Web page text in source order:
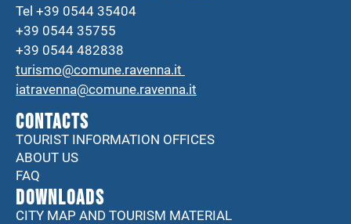
Tel +39 0544 35404
+39 0544 35755
+39 0544 482838
turismo@comune.ravenna.it
iatravenna@comune.ravenna.it
CONTACTS
TOURIST INFORMATION OFFICES
ABOUT US
FAQ
DOWNLOADS
CITY MAP AND TOURISM MATERIAL